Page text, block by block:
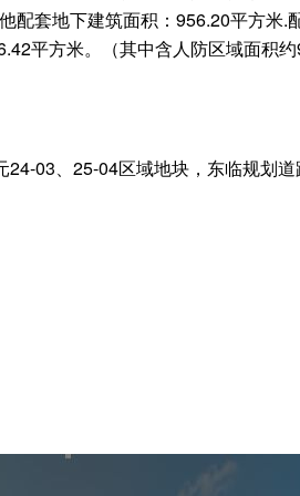
套地下建筑面积：956.20平方米.
平方米。（其中含人防区域面积
03、25-04区域地块，东临规划